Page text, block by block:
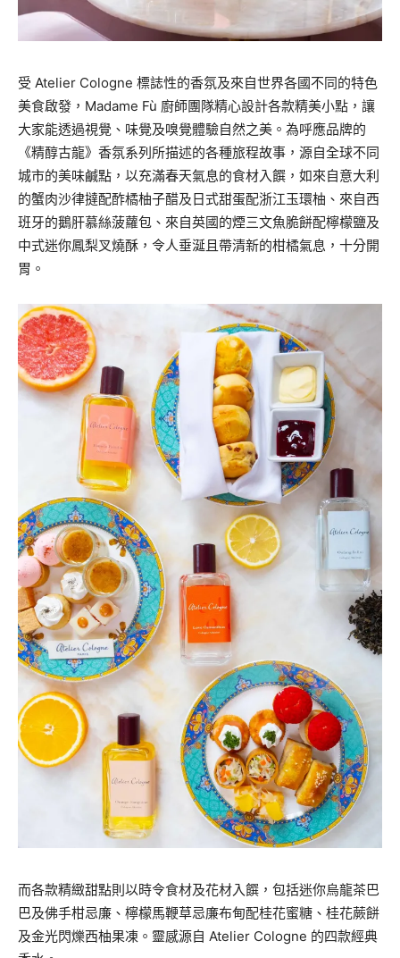
受 Atelier Cologne 標誌性的香氛及來自世界各國不同的特色
美食啟發，Madame Fù 廚師團隊精心設計各款精美小點，讓
大家能透過視覺、味覺及嗅覺體驗自然之美。為呼應品牌的
《精醇古龍》香氛系列所描述的各種旅程故事，源自全球不同
城市的美味鹹點，以充滿春天氣息的食材入饌，如來自意大利
的蟹肉沙律撻配酢橘柚子醋及日式甜蛋配浙江玉環柚、來自西
班牙的鵝肝慕絲菠蘿包、來自英國的煙三文魚脆餅配檸檬鹽及
中式迷你鳳梨叉燒酥，令人垂涎且帶清新的柑橘氣息，十分開
胃。
而各款精緻甜點則以時令食材及花材入饌，包括迷你烏龍茶巴
巴及佛手柑忌廉、檸檬馬鞭草忌廉布甸配桂花蜜糖、桂花蕨餅
及金光閃爍西柚果凍。靈感源自 Atelier Cologne 的四款經典